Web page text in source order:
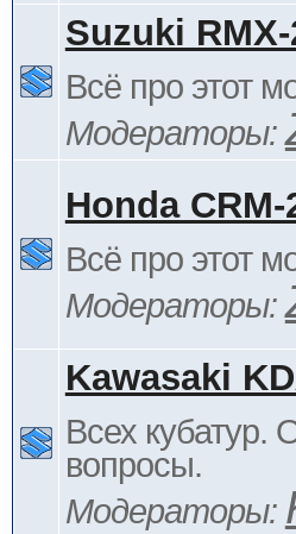
Suzuki RMX-
Всё про этот
Модераторы:
Honda CRM-
Всё про этот
Модераторы:
Kawasaki
Всех кубатур.
вопросы.
Модераторы: